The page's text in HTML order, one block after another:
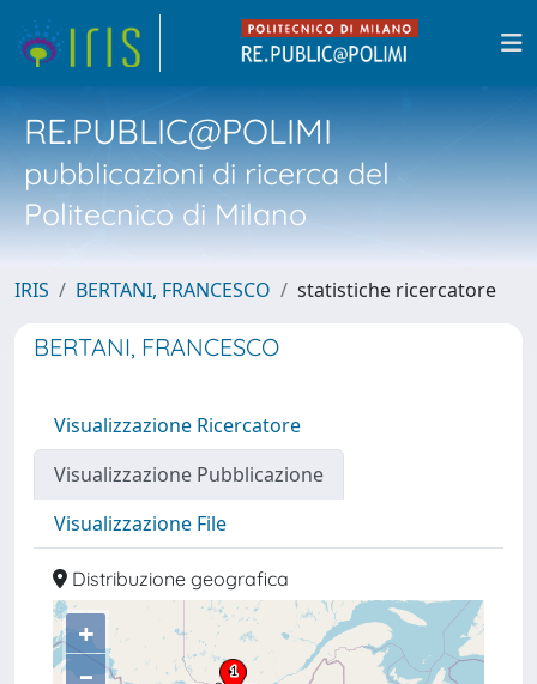
RE.PUBLIC@POLIMI
pubblicazioni di ricerca del
Politecnico di Milano
IRIS BERTANI, FRANCESCO statistiche ricercatore
BERTANI, FRANCESCO
Visualizzazione Ricercatore
Visualizzazione Pubblicazione
Visualizzazione File
Distribuzione geografica
+
–